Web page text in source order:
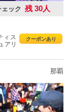
ック 残 30人
クーポンあり
ィス
アリ
那覇